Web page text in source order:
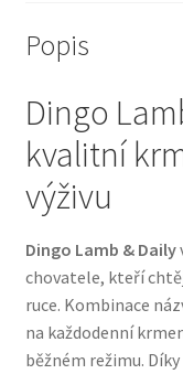
Škrabadla pro
Veterinární dieta
Vše pro psy —
Bozita pro psy —
Brit pro psy
Popis
Dingo
kvalitní
výživu
Dingo Lamb & Daily
chovatele, kteří
ruce. Kombinace
na každodenní
běžném režimu.